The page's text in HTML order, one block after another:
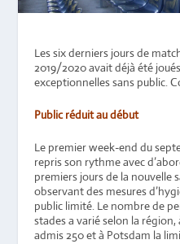
Les six derniers jours de
2019/2020 avait déjà été
exceptionnelles sans public.
Public réduit au début
Le premier week-end du
repris son rythme avec
premiers jours de la nouvelle
observant des mesures
public limité. Le nombre de
stades a varié selon la
admis 250 et à Potsdam la